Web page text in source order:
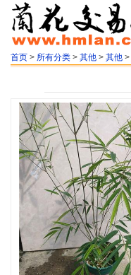
首页 > 所有分类 > 其他 > 其他 >